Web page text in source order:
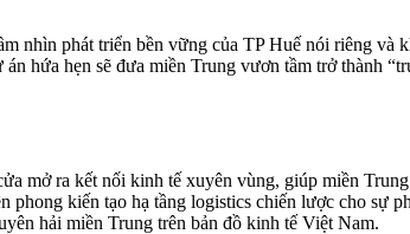
nhìn phát triển bền vững của TP Huế nói riêng và
hứa hẹn sẽ đưa miền Trung vươn tầm trở thành
mở ra kết nối kinh tế xuyên vùng, giúp miền
kiến tạo hạ tầng logistics chiến lược cho sự
hải miền Trung trên bản đồ kinh tế Việt Nam.